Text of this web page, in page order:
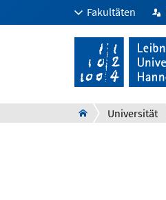
Fakultäten
Universität